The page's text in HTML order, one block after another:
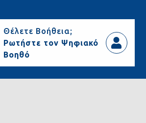
Θέλετε Βοήθεια;
Ρωτήστε τον Ψηφιακό
Βοηθό